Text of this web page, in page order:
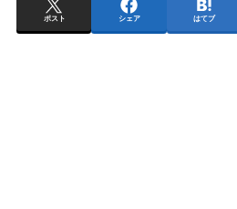
ポスト シェア はてブ